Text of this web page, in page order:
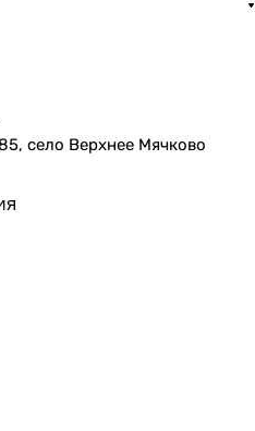
село Верхнее Мячково